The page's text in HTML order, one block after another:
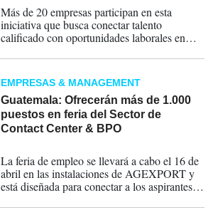
Más de 20 empresas participan en esta
iniciativa que busca conectar talento
calificado con oportunidades laborales en
de datos, inteligencia de negocios,
ciberseguridad y tecnologías de la
información.
EMPRESAS & MANAGEMENT
Guatemala: Ofrecerán más de 1.000
puestos en feria del Sector de
Contact Center & BPO
La feria de empleo se llevará a cabo el 16 de
abril en las instalaciones de AGEXPORT y
está diseñada para conectar a los aspirantes
aplicación inmediatos y orientación sobre las